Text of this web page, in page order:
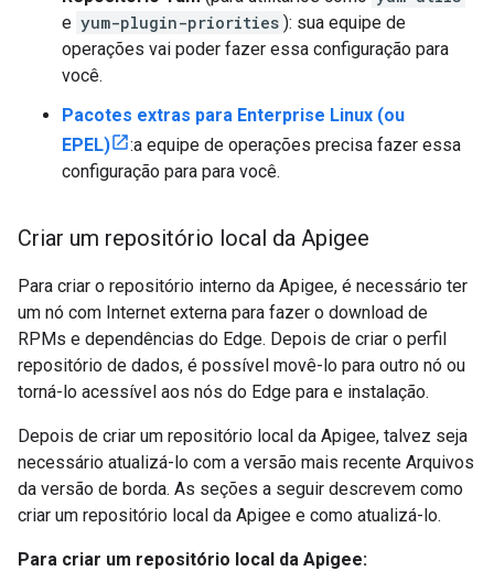
e yum-plugin-priorities ): sua equipe de
operações vai poder fazer essa configuração para
você.
Pacotes extras para Enterprise Linux (ou
EPEL)
:a equipe de operações precisa fazer essa
configuração para para você.
Criar um repositório local da Apigee
Para criar o repositório interno da Apigee, é necessário ter
um nó com Internet externa para fazer o download de
RPMs e dependências do Edge. Depois de criar o perfil
repositório de dados, é possível movê-lo para outro nó ou
torná-lo acessível aos nós do Edge para e instalação.
Depois de criar um repositório local da Apigee, talvez seja
necessário atualizá-lo com a versão mais recente Arquivos
da versão de borda. As seções a seguir descrevem como
criar um repositório local da Apigee e como atualizá-lo.
Para criar um repositório local da Apigee: